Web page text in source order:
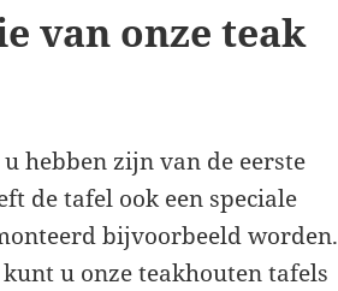
van onze teak
hebben zijn van de eerste
de tafel ook een speciale
bijvoorbeeld worden.
u onze teakhouten tafels